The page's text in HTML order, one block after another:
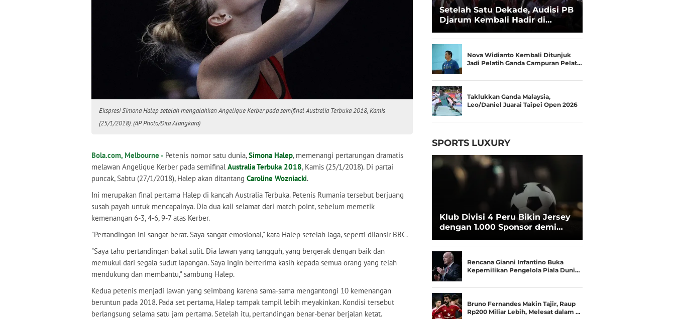
Ekspresi Simona Halep setelah mengalahkan Angelique Kerber pada semifinal Australia Terbuka 2018, Kamis
(25/1/2018). (AP Photo/Dita Alangkara)
Bola.com, Melbourne - Petenis nomor satu dunia,Simona Halep, memenangi pertarungan dramatis
melawan Angelique Kerber pada semifinalAustralia Terbuka 2018, Kamis (25/1/2018). Di partai
puncak, Sabtu (27/1/2018), Halep akan ditantang Caroline Wozniacki.
Ini merupakan final pertama Halep di kancah Australia Terbuka. Petenis Rumania tersebut berjuang
susah payah untuk mencapainya. Dia dua kali selamat dari match point, sebelum memetik
kemenangan 6-3, 4-6, 9-7 atas Kerber.
"Pertandingan ini sangat berat. Saya sangat emosional," kata Halep setelah laga, seperti dilansir BBC.
"Saya tahu pertandingan bakal sulit. Dia lawan yang tangguh, yang bergerak dengan baik dan
memukul dari segala sudut lapangan. Saya ingin berterima kasih kepada semua orang yang telah
mendukung dan membantu," sambung Halep.
Kedua petenis menjadi lawan yang seimbang karena sama-sama mengantongi 10 kemenangan
beruntun pada 2018. Pada set pertama, Halep tampak tampil lebih meyakinkan. Kondisi tersebut
berlangsung selama satu jam pertama. Setelah itu, pertandingan benar-benar berjalan ketat.
Setelah Satu Dekade, Audisi PB
Djarum Kembali Hadir di
Talenta Super
Nova Widianto Kembali Ditunjuk
Jadi Pelatih Ganda Campuran Pelat…
Taklukkan Ganda Malaysia,
Leo/Daniel Juarai Taipei Open 2026
SPORTS LUXURY
Klub Divisi 4 Peru Bikin Jersey
dengan 1.000 Sponsor demi
Rencana Gianni Infantino Buka
Kepemilikan Pengelola Piala Duni…
Bruno Fernandes Makin Tajir, Raup
Rp200 Miliar Lebih, Melesat dalam …